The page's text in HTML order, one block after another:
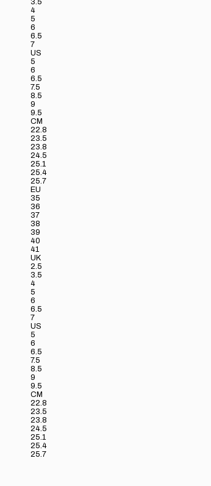
3.5
4
5
6
6.5
7
US
5
6
6.5
7.5
8.5
9
9.5
CM
22.8
23.5
23.8
24.5
25.1
25.4
25.7
EU
35
36
37
38
39
40
41
UK
2.5
3.5
4
5
6
6.5
7
US
5
6
6.5
7.5
8.5
9
9.5
CM
22.8
23.5
23.8
24.5
25.1
25.4
25.7